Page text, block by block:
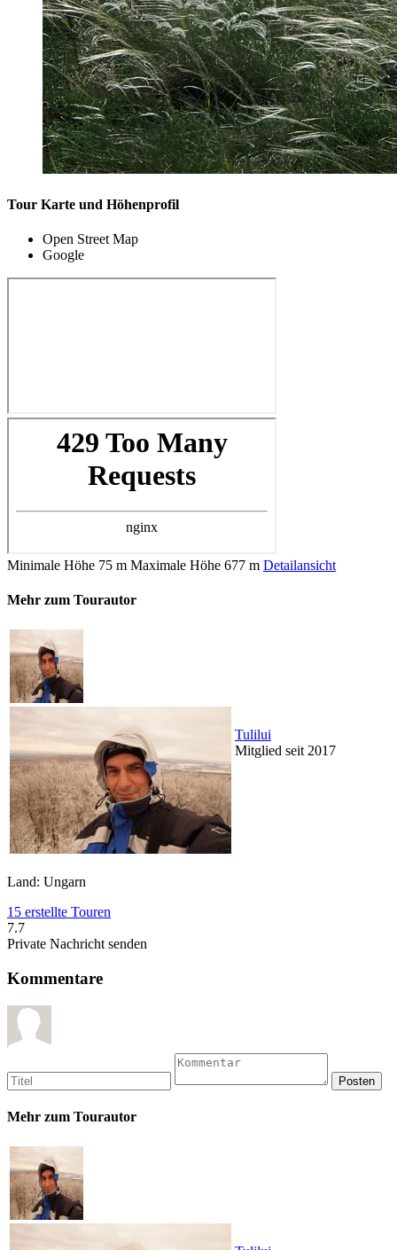
Tour Karte und Höhenprofil
Open Street Map
Google
Minimale Höhe 75 m Maximale Höhe 677 m Detailansicht
Mehr zum Tourautor
Tulilui
Mitglied seit 2017
Land: Ungarn
15 erstellte Touren
7.7
Private Nachricht senden
Kommentare
Mehr zum Tourautor